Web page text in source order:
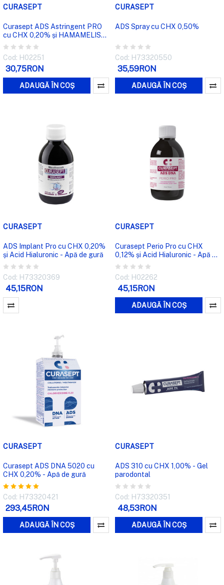
CURASEPT
Curasept ADS Astringent PRO
cu CHX 0,20% și HAMAMELIS
VIRGINIANA - Pastă de dinți
Cod: H02251
30,75RON
ADAUGĂ ÎN COȘ
CURASEPT
ADS Spray cu CHX 0,50%
Cod: H73320550
35,59RON
ADAUGĂ ÎN COȘ
CURASEPT
ADS Implant Pro cu CHX 0,20%
și Acid Hialuronic - Apă de gură
Cod: H73320369
45,15RON
CURASEPT
Curasept Perio Pro cu CHX
0,12% și Acid Hialuronic - Apă de
gură
Cod: H02262
45,15RON
ADAUGĂ ÎN COȘ
CURASEPT
Curasept ADS DNA 5020 cu
CHX 0,20% - Apă de gură
Cod: H73320421
293,45RON
ADAUGĂ ÎN COȘ
CURASEPT
ADS 310 cu CHX 1,00% - Gel
parodontal
Cod: H73320351
48,53RON
ADAUGĂ ÎN COȘ